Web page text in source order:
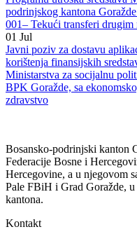
02 Jul
Izmjena Javnog poziva za
Programu utroška sredstava
podrinjskog kantona
001– Tekući transferi
01 Jul
Javni poziv za dostavu
korištenja finansijskih